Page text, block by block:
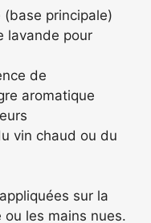
(base principale)
lavande pour
de
aromatique
vin chaud ou du
sur la
les mains nues.